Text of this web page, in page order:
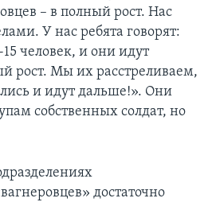
– в полный рост. Нас
У нас ребята говорят:
человек, и они идут
рост. Мы их расстреливаем,
и идут дальше!». Они
собственных солдат, но
достаточно